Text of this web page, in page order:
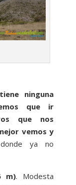
ninguna
que ir
que nos
vemos y
ya no
m). Modesta